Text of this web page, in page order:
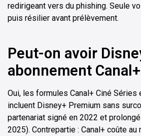
redirigeant vers du phishing. Seule
puis résilier avant prélèvement.
Peut-on avoir
abonnement
Oui, les formules Canal+ Ciné Séries
incluent Disney+ Premium sans
partenariat signé en 2022 et
2025). Contrepartie : Canal+ coûte au